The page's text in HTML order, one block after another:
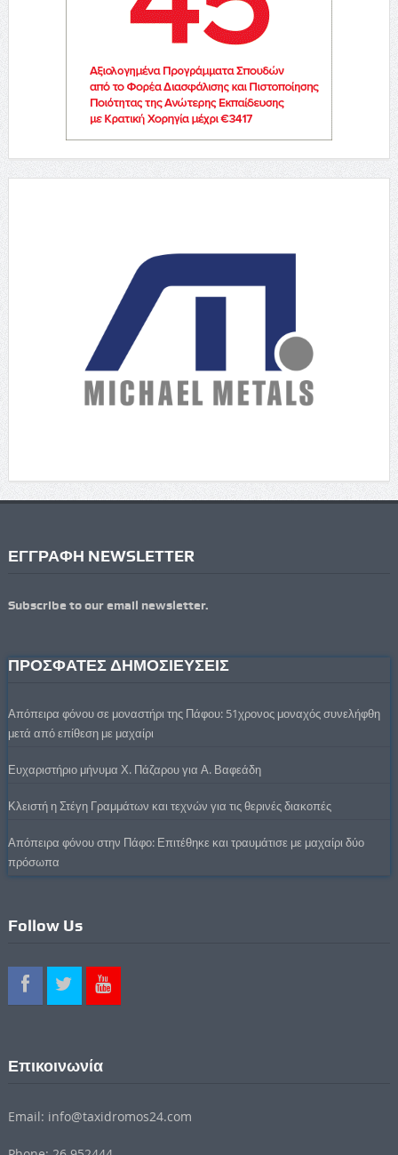
ΕΓΓΡΑΦΗ NEWSLETTER
Subscribe to our email newsletter.
ΠΡΟΣΦΑΤΕΣ ΔΗΜΟΣΙΕΥΣΕΙΣ
Απόπειρα φόνου σε μοναστήρι της Πάφου: 51χρονος μοναχός συνελήφθη
μετά από επίθεση με μαχαίρι
Ευχαριστήριο μήνυμα Χ. Πάζαρου για Α. Βαφεάδη
Κλειστή η Στέγη Γραμμάτων και τεχνών για τις θερινές διακοπές
Απόπειρα φόνου στην Πάφο: Επιτέθηκε και τραυμάτισε με μαχαίρι δύο
πρόσωπα
Follow Us
Επικοινωνία
Email: info@taxidromos24.com